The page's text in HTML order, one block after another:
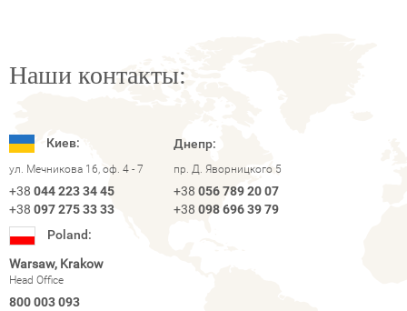
Наши контакты:
Киев:
ул. Мечникова 16, оф. 4 - 7
+38 044 223 34 45
+38 097 275 33 33
Днепр:
пр. Д. Яворницкого 5
+38 056 789 20 07
+38 098 696 39 79
Poland:
Warsaw, Krakow
Head Office
800 003 093